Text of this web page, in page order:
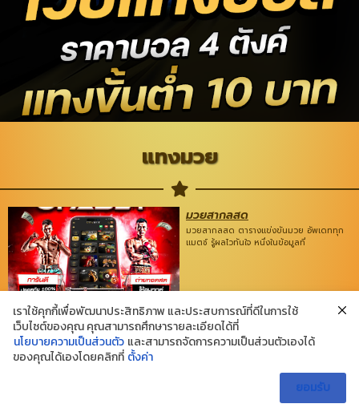
แทงมวย
มวยสากลสด
มวยสากลสด ตารางแข่งขันมวย อัพเดททุก
แมตช์ รู้ผลไวทันใจ หนึ่งในข้อมูลที่
www.jysxgd.com
เราใช้คุกกี้เพื่อพัฒนาประสิทธิภาพ และประสบการณ์ที่ดีในการใช้
เว็บไซต์ของคุณ คุณสามารถศึกษารายละเอียดได้ที่
นโยบายความเป็นส่วนตัว และสามารถจัดการความเป็นส่วนตัวเองได้
ของคุณได้เองโดยคลิกที่ ตั้งค่า
ยอมรับ